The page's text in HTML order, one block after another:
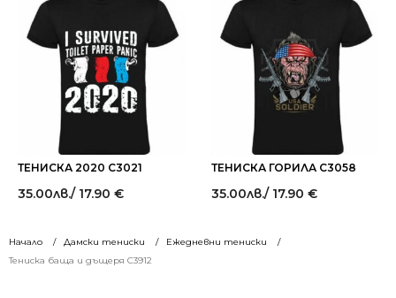
Начало Дамски тениски
Ежедневни тениски
Тениска баща и дъщеря C3912
ТЕНИСКА 2020 C3021
35.00лв./ 17.90 €
ТЕНИСКА ГОРИЛА C3058
35.00лв./ 17.90 €